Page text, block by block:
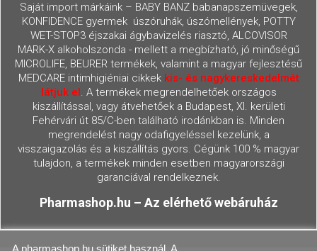
Saját import márkáink – BABY BANZ babanapszemüvegek,
KONFIDENCE gyermek úszóruhák, úszómellények, POTTY
WET-STOP3 éjszakai ágybavizelés riasztó, ALCOVISOR
MARK-X alkoholszonda - mellett a megbízható, jó minőségű
MICROLIFE, BEURER termékek, valamint a magyar fejlesztésű
MEDCARE intimhigiéniai cikkek kis- és nagykereskedelmét
látjuk el . A termékek megrendelhetőek országos
kiszállítással, vagy átvehetőek a Budapest, XI. kerületi
Fehérvári út 85/C-ben található irodánkban is. Minden
megrendelést nagy odafigyeléssel kezelünk, a
visszaigazolás és a kiszállítás gyors. Cégünk 100 % magyar
tulajdon, a termékek minden esetben magyarországi
garanciával rendelkeznek.
Pharmashop.hu – Az elérhető webáruház
A pharmashop.hu sütiket használ. A